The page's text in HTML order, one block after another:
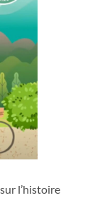
l’histoire